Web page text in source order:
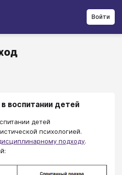
Войти
воспитании детей
детей
психологией.
подходу.